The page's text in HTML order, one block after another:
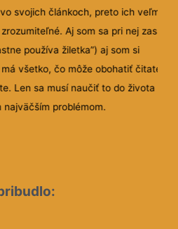
svojich článkoch, preto ich veľmi
Aj som sa pri nej
používa žiletka”) aj som si
má všetko, čo môže obohatiť čitateľa
Len sa musí naučiť to do života
najväčším problémom.